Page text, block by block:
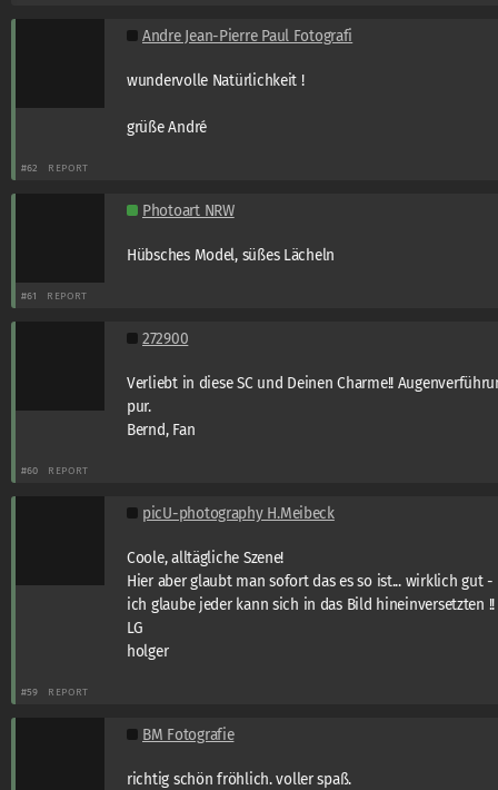
Andre Jean-Pierre Paul Fotografi
wundervolle Natürlichkeit !
grüße André
#62 REPORT
Photoart NRW
Hübsches Model, süßes Lächeln
#61 REPORT
272900
Verliebt in diese SC und Deinen Charme!!
pur.
Bernd, Fan
#60 REPORT
picU-photography H.Meibeck
Coole, alltägliche Szene!
Hier aber glaubt man sofort das es so ist... wirklich gut -
ich glaube jeder kann sich in das Bild hineinversetzten !!
LG
holger
#59 REPORT
BM Fotografie
richtig schön fröhlich. voller spaß.